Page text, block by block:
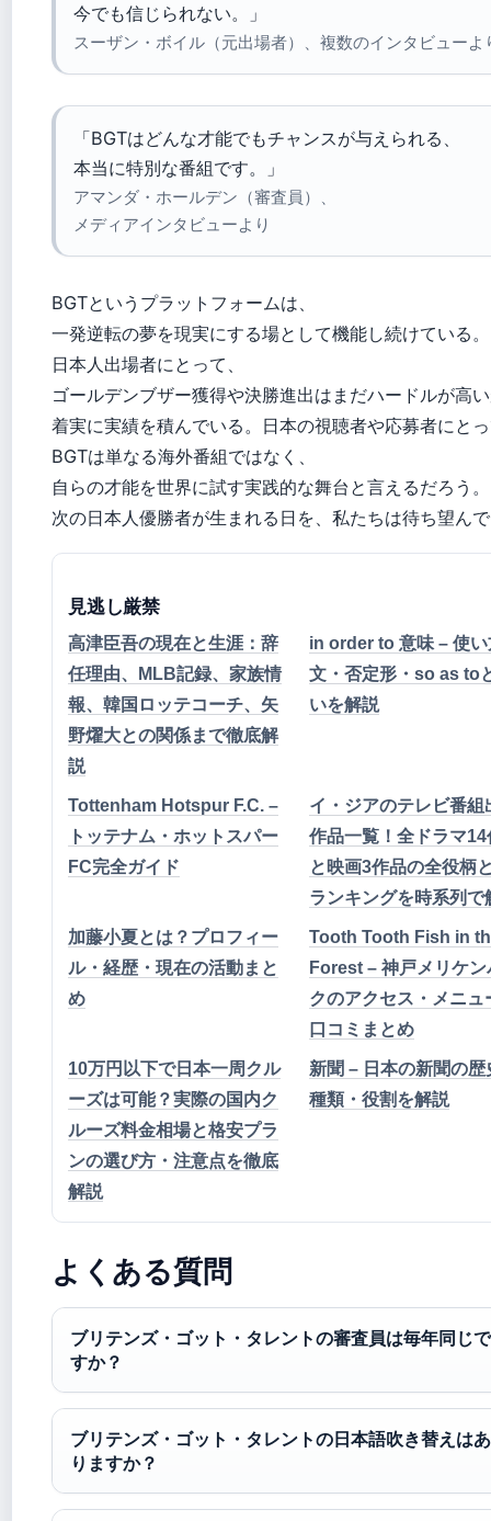
今でも信じられない。」
スーザン・ボイル（元出場者）、複数のインタビューよ
「BGTはどんな才能でもチャンスが与えられる、
本当に特別な番組です。」
アマンダ・ホールデン（審査員）、
メディアインタビューより
BGTというプラットフォームは、
一発逆転の夢を現実にする場として機能し続けている。
日本人出場者にとって、
ゴールデンブザー獲得や決勝進出はまだハードルが高
着実に実績を積んでいる。日本の視聴者や応募者にと
BGTは単なる海外番組ではなく、
自らの才能を世界に試す実践的な舞台と言えるだろう。
次の日本人優勝者が生まれる日を、私たちは待ち望ん
見逃し厳禁
高津臣吾の現在と生涯：辞
任理由、MLB記録、家族情
報、韓国ロッテコーチ、矢
野燿大との関係まで徹底解
説
in order to 意味 – 使い
文・否定形・so as to
いを解説
Tottenham Hotspur F.C. –
トッテナム・ホットスパー
FC完全ガイド
イ・ジアのテレビ番組
作品一覧！全ドラマ14
と映画3作品の全役柄
ランキングを時系列で
加藤小夏とは？プロフィー
ル・経歴・現在の活動まと
め
Tooth Tooth Fish in
Forest – 神戸メリケン
クのアクセス・メニュ
口コミまとめ
10万円以下で日本一周クル
ーズは可能？実際の国内ク
ルーズ料金相場と格安プラ
ンの選び方・注意点を徹底
解説
新聞 – 日本の新聞の歴
種類・役割を解説
よくある質問
ブリテンズ・ゴット・タレントの審査員は毎年同じで
すか？
ブリテンズ・ゴット・タレントの日本語吹き替えはあ
りますか？